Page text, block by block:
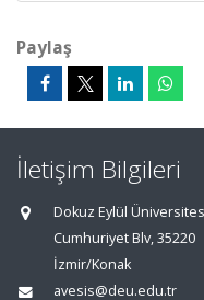
Paylaş
İletişim Bilgileri
Dokuz Eylül
Cumhuriyet Blv, 35220
İzmir/Konak
avesis@deu.edu.tr